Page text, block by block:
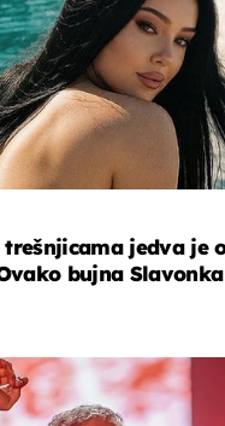
jedva je
bujna